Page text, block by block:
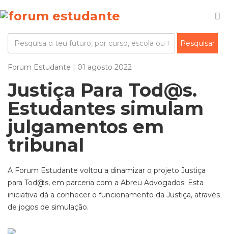
Forum Estudante | 01 agosto 2022
Justiça Para Tod@s.
Estudantes simulam
julgamentos em
tribunal
A Forum Estudante voltou a dinamizar o projeto Justiça
para Tod@s, em parceria com a Abreu Advogados. Esta
iniciativa dá a conhecer o funcionamento da Justiça, através
de jogos de simulação.